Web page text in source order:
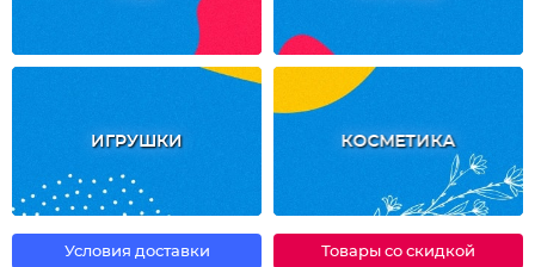
ИГРУШКИ КОСМЕТИКА
Условия доставки Товары со скидкой